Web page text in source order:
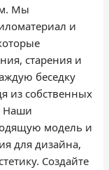
Мы
и
старения и
беседку
из собственных
Наши
модель и
для дизайна,
Создайте